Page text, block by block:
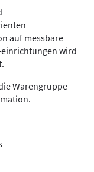
auf messbare
einrichtungen wird
Warengruppe